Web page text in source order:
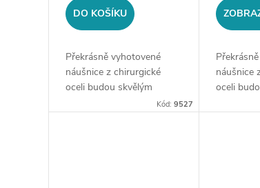
DO KOŠÍKU
Překrásně vyhotovené
náušnice z chirurgické
oceli budou skvělým
doplňkem Vaší kolekceKód: 9527
náušnice
oceli